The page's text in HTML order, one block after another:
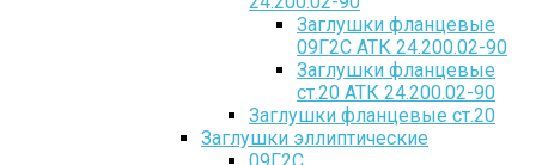
Заглушки фланцевые
09Г2С АТК 24.200.02-90
Заглушки фланцевые
ст.20 АТК 24.200.02-90
Заглушки фланцевые ст.20
Заглушки эллиптические